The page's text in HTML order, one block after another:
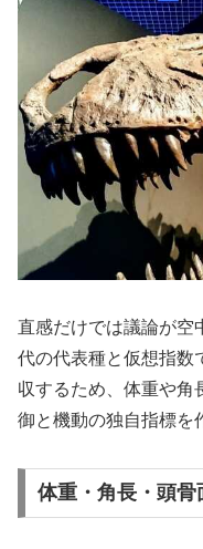
直感だけでは議論が空
代の代表種と仮想指数
収するため、体重や角
御と機動の独自指標を
体重・角長・頭骨